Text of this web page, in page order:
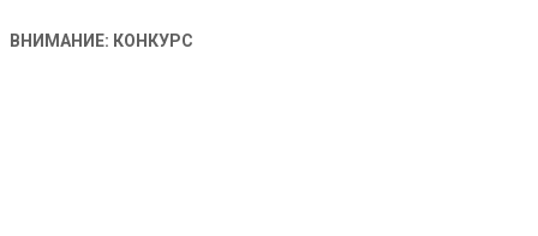
ВНИМАНИЕ: КОНКУРС